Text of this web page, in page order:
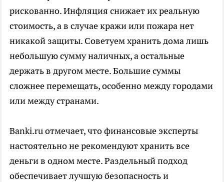
рискованно. Инфляция снижает их реальную
стоимость, а в случае кражи или пожара нет
никакой защиты. Советуем хранить дома лишь
небольшую сумму наличных, а остальные
держать в другом месте. Большие суммы
сложнее перемещать, особенно между городами
или между странами.
Banki.ru отмечает, что финансовые эксперты
настоятельно не рекомендуют хранить все
деньги в одном месте. Раздельный подход
обеспечивает лучшую безопасность и